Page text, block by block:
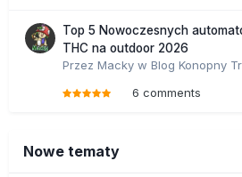
Top 5 Nowoczesnych
THC na outdoor 2026
Przez Macky w Blog Konopny
6 comments
Nowe tematy